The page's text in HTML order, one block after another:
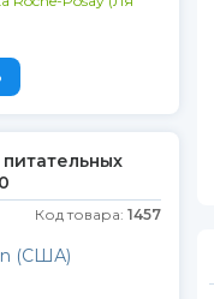
Код товара: 1457
(США)